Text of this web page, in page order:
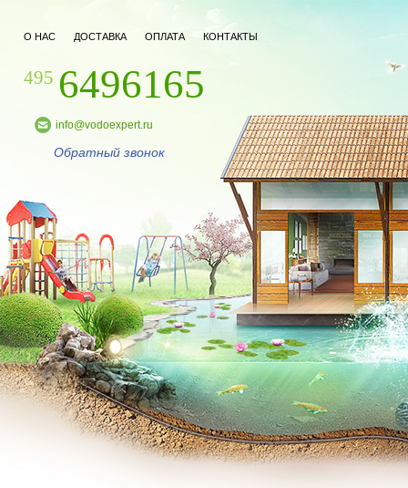
О НАС ДОСТАВКА ОПЛАТА КОНТАКТЫ
495 6496165
info@vodoexpert.ru
Обратный звонок